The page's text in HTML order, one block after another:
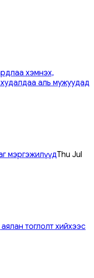
хэмнэх,
аль мужуудад
мэргэжилүүдThu Jul
тоглолт хийхээс